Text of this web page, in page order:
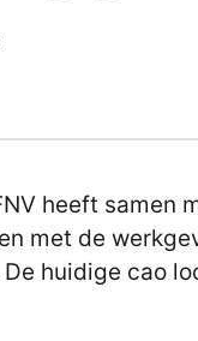
heeft samen
met de
De huidige cao